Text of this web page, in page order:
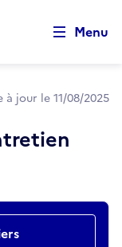
Menu
à jour le 11/08/2025